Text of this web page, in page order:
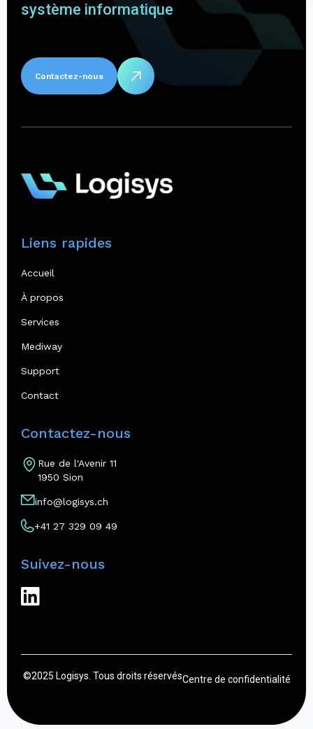
système informatique
Contactez-nous
Liens rapides
Accueil
À propos
Services
Mediway
Support
Contact
Contactez-nous
Rue de l'Avenir 11
1950 Sion
info@logisys.ch
+41 27 329 09 49
Suivez-nous
©2025 Logisys. Tous droits réservésCentre de confidentialité